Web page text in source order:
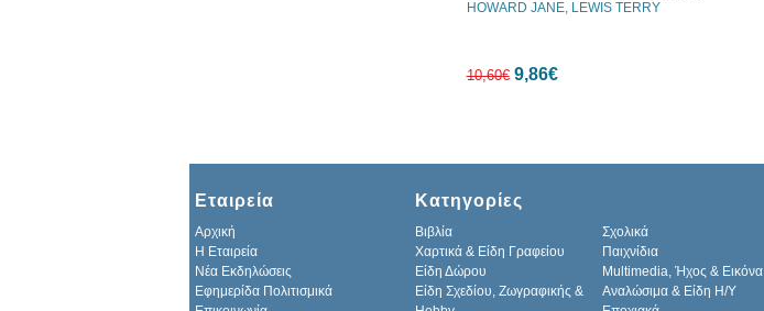
HOWARD JANE, LEWIS TERRY
10,60€ 9,86€
Εταιρεία
Αρχική
H Εταιρεία
Νέα Εκδηλώσεις
Εφημερίδα Πολιτισμικά
Κατηγορίες
Βιβλία
Σχολικά
Χαρτικά & Είδη Γραφείου
Παιχνίδια
Είδη Δώρου
Multimedia, Ήχος & Εικόνα
Είδη Σχεδίου, Ζωγραφικής &
Αναλώσιμα & Είδη Η/Υ